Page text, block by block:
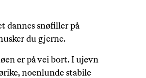
dannes snøfiller på
du gjerne.
er på vei bort. I ujevn
noenlunde stabile